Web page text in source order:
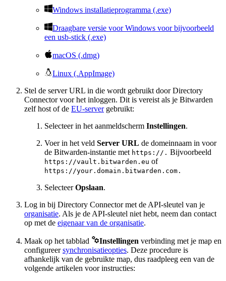
Windows installatieprogramma (.exe)
Draagbare versie voor Windows voor bijvoorbeeld
een usb-stick (.exe)
macOS (.dmg)
Linux (.AppImage)
Stel de server URL in die wordt gebruikt door Directory
Connector voor het inloggen. Dit is vereist als je Bitwarden
zelf host of de EU-servergebruikt:
Selecteer in het aanmeldscherm Instellingen.
Voer in het veld Server URL de domeinnaam in voor
de Bitwarden-instantie met https://. Bijvoorbeeld
https://vault.bitwarden.eu of
https://your.domain.bitwarden.com.
SelecteerOpslaan.
Log in bij Directory Connector met de API-sleutel van je
organisatie. Als je de API-sleutel niet hebt, neem dan contact
op met de eigenaar van de organisatie.
Maak op het tabblad Instellingen verbinding met je map en
configureersynchronisatieopties. Deze procedure is
afhankelijk van de gebruikte map, dus raadpleeg een van de
volgende artikelen voor instructies: